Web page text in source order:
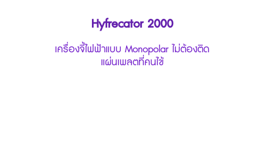
Hyfrecator 2000
เครื่องจี้ไฟฟ้าแบบ Monopolar ไม่ต้องติด
แผ่นเพลตที่คนไข้